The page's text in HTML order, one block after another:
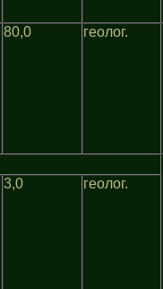
80,0 геолог.
3,0 геолог.